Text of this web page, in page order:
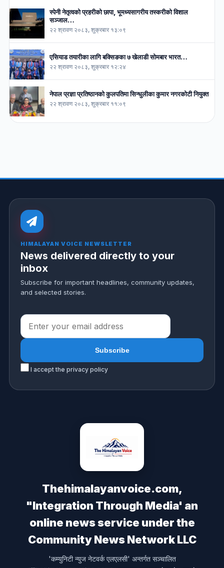
स्पेनी नेतृत्वको प्रहरीको छापा, भूमध्यसागरीय तस्करीको विशाल
सञ्जाल…
२२ श्रावण २०८३, शुक्रबार १३:०९
एसियाड तयारीका लागि बक्सिङका ७ खेलाडी सोमबार भारत…
२२ श्रावण २०८३, शुक्रबार १२:२४
नेपाल प्रज्ञा प्रतिष्ठानको कुलपतिमा सिन्धुलीका कुमार नगरकोटी नियुक्त
२२ श्रावण २०८३, शुक्रबार ११:०९
HIMALAYAN VOICE NEWSLETTER
News delivered directly to your
inbox
Subscribe for important headlines, community updates,
and selected stories.
I accept the privacy policy
Thehimalayanvoice.com,
"Integration Through Media' an
online news service under the
Community News Network LLC
'कम्युनिटी न्युज नेटवर्क एलएलसी' अन्तर्गत सञ्चालित